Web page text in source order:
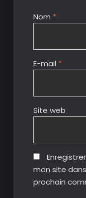
Nom *
E-mail *
Site web
mon site
prochain